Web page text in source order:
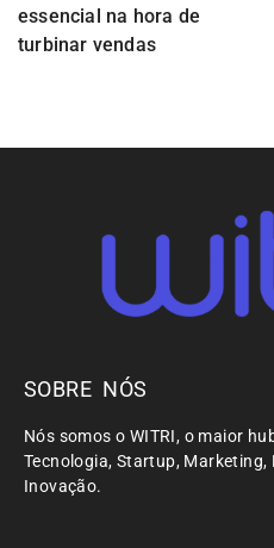
essencial na hora de
turbinar vendas
SOBRE NÓS
Nós somos o WITRI, o maior
Tecnologia, Startup, Marketing,
Inovação.